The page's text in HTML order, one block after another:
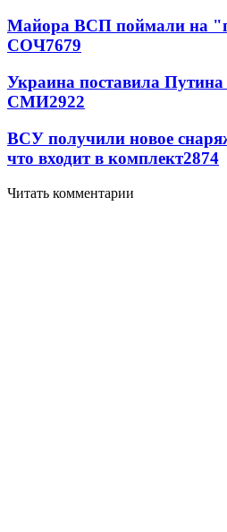
Майора ВСП поймали на
СОЧ7679
Украина поставила
СМИ2922
ВСУ получили новое
что входит в комплект2874
Читать комментарии